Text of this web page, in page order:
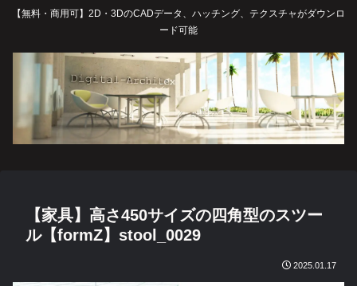
【無料・商用可】2D・3DのCADデータ、ハッチング、テクスチャがダウンロ
ード可能
【家具】高さ450サイズの四角型のスツー
ル【formZ】stool_0029
2025.01.17